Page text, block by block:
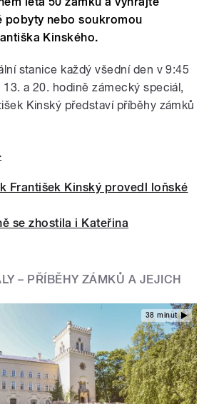
pobyty nebo soukromou
Kinského.
stanice každý všední den v 9:45
a 20. hodině zámecký speciál,
Kinský představí příběhy zámků
František Kinský provedl loňské
se zhostila i Kateřina
– PŘÍBĚHY ZÁMKŮ A JEJICH
38 minut